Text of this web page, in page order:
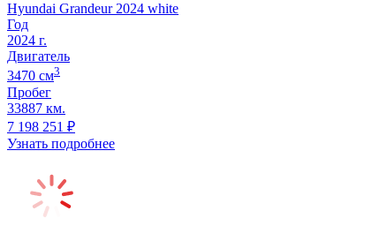
Hyundai Grandeur 2024 white
Год
2024 г.
Двигатель
3470 cм3
Пробег
33887 км.
7 198 251 ₽
Узнать подробнее